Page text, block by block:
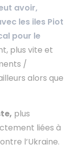
avoir,
les iles Piot
pour le
plus vite et
/
alors que
plus
liées à
l’Ukraine.